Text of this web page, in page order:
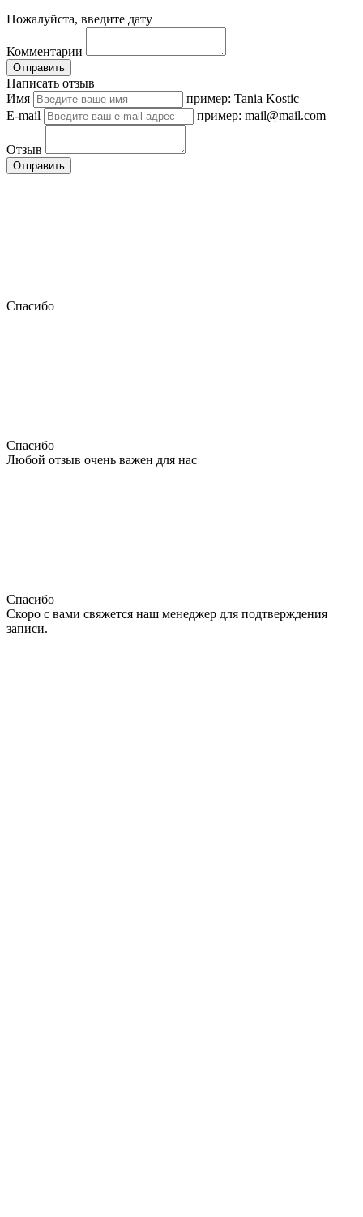
Пожалуйста, введите дату
Комментарии
Отправить
Написать отзыв
Имя
пример: Tania Kostic
E-mail
пример: mail@mail.com
Отзыв
Отправить
Спасибо
Спасибо
Любой отзыв очень важен для нас
Спасибо
Скоро с вами свяжется наш менеджер для подтверждения
записи.